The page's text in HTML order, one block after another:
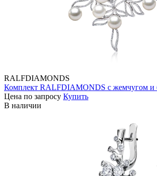
RALFDIAMONDS
Комплект RALFDIAMONDS с жемчугом и
Цена по запросу Купить
В наличии